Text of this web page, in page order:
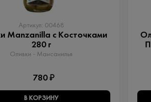
Артикул: 00468
Manzanilla с Косточками
280 г
Оливки - Мансанилья
780 ₽
В КОРЗИНУ